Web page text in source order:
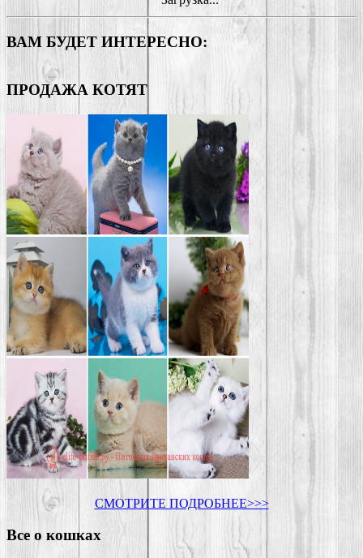
ВАМ БУДЕТ ИНТЕРЕСНО:
ПРОДАЖА КОТЯТ
СМОТРИТЕ ПОДРОБНЕЕ>>>
Все о кошках